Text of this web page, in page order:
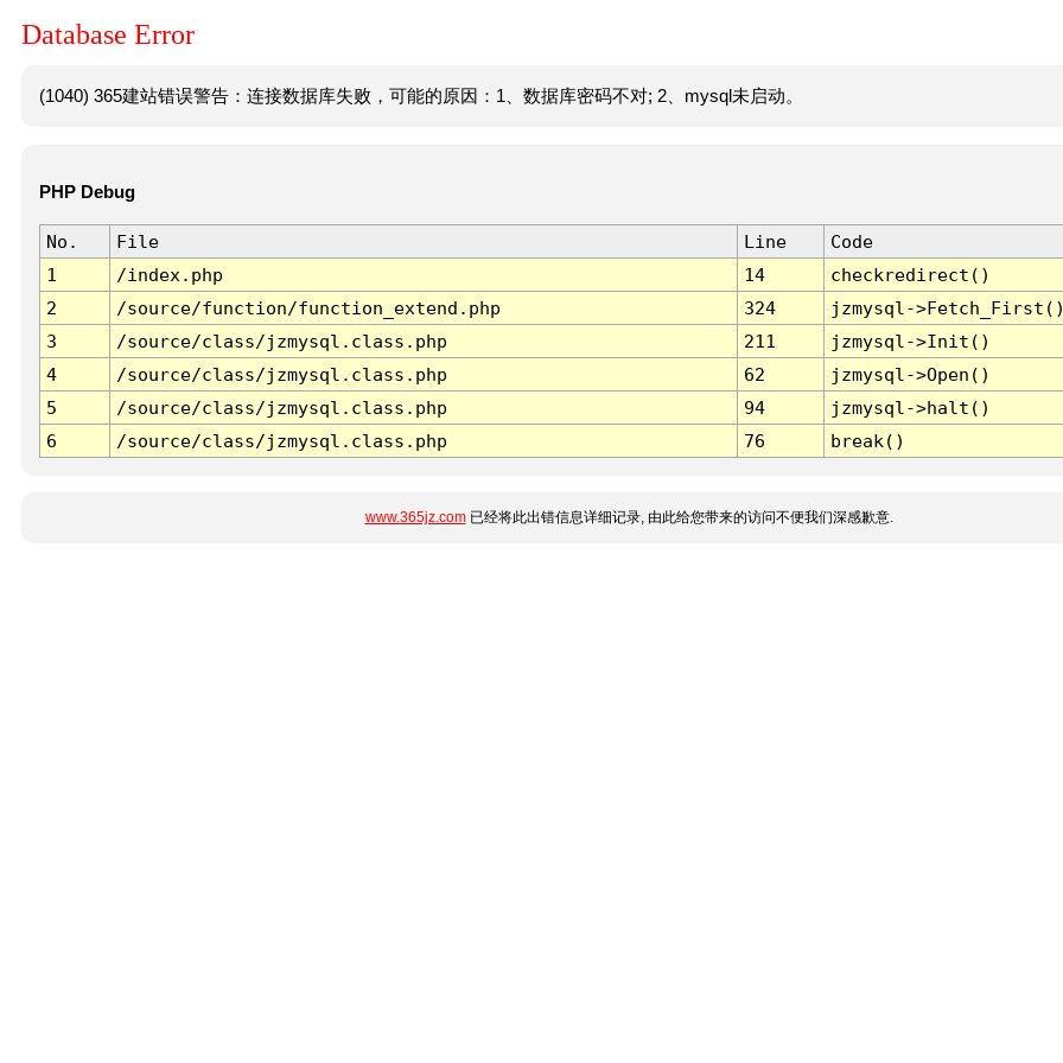
Database Error
(1040) 365建站错误警告：连接数据库失败，可能的原因：1、数据库密码不对; 2、mysql未启动。
PHP Debug
No. File Line
Code
1
/index.php 14
checkredirect()
2
/source/function/function_extend.php 324
jzmysql-
3
/source/class/jzmysql.class.php 211
jzmysql->Init()
4
/source/class/jzmysql.class.php 62
jzmysql->Open()
5
/source/class/jzmysql.class.php 94
jzmysql->halt()
6
/source/class/jzmysql.class.php 76 break()
www.365jz.com已经将此出错信息详细记录, 由此给您带来的访问不便我们深感歉意.